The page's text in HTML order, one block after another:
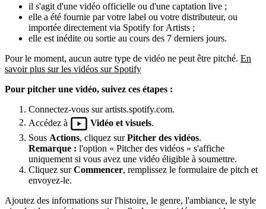
il s'agit d'une vidéo officielle ou d'une captation live ;
elle a été fournie par votre label ou votre distributeur, ou
importée directement via Spotify for Artists ;
elle est inédite ou sortie au cours des 7 derniers jours.
Pour le moment, aucun autre type de vidéo ne peut être pitché. En
savoir plus sur les vidéos sur Spotify
Pour pitcher une vidéo, suivez ces étapes :
Connectez-vous sur artists.spotify.com.
Accédez à
Vidéo et visuels
Sous Actions, cliquez surPitcher des vidéos.
Remarque : l'option « Pitcher des vidéos » s'affiche
uniquement si vous avez une vidéo éligible à soumettre.
Cliquez surCommencer, remplissez le formulaire de pitch et
envoyez-le.
Ajoutez des informations sur l'histoire, le genre, l'ambiance, le style